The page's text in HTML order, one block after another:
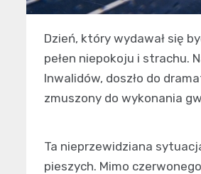
Dzień, który wydawał się
pełen niepokoju i strachu.
Inwalidów, doszło do
zmuszony do wykonania
Ta nieprzewidziana
pieszych. Mimo